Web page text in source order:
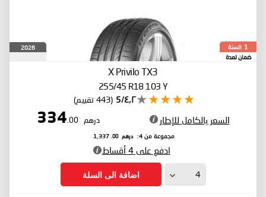
1 السنة
ضمان لمدة
2026
X Privilo TX3
255/45 R18 103 Y
٤٫٢/5 (443 تقييم)
السعر بالكامل للإطار درهم 334
.00
مجموعة من 4: درهم 1,337
.00
ادفع على 4 أقساط
اضافة الى السلة